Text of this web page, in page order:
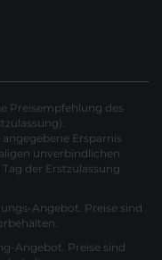
Preisempfehlung des
Ersparnis
unverbindlichen
der Erstzulassung
Angebot. Preise sind
Angebot. Preise sind